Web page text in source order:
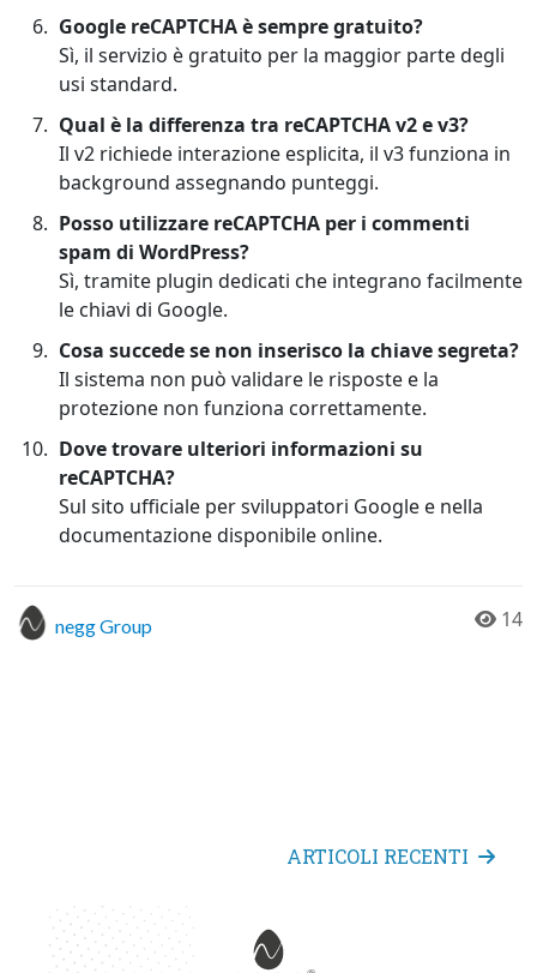
Google reCAPTCHA è sempre gratuito?
Sì, il servizio è gratuito per la maggior parte degli
usi standard.
Qual è la differenza tra reCAPTCHA v2 e v3?
Il v2 richiede interazione esplicita, il v3 funziona in
background assegnando punteggi.
Posso utilizzare reCAPTCHA per i commenti
spam di WordPress?
Sì, tramite plugin dedicati che integrano facilmente
le chiavi di Google.
Cosa succede se non inserisco la chiave segreta?
Il sistema non può validare le risposte e la
protezione non funziona correttamente.
Dove trovare ulteriori informazioni su
reCAPTCHA?
Sul sito ufficiale per sviluppatori Google e nella
documentazione disponibile online.
negg Group 14
ARTICOLI RECENTI